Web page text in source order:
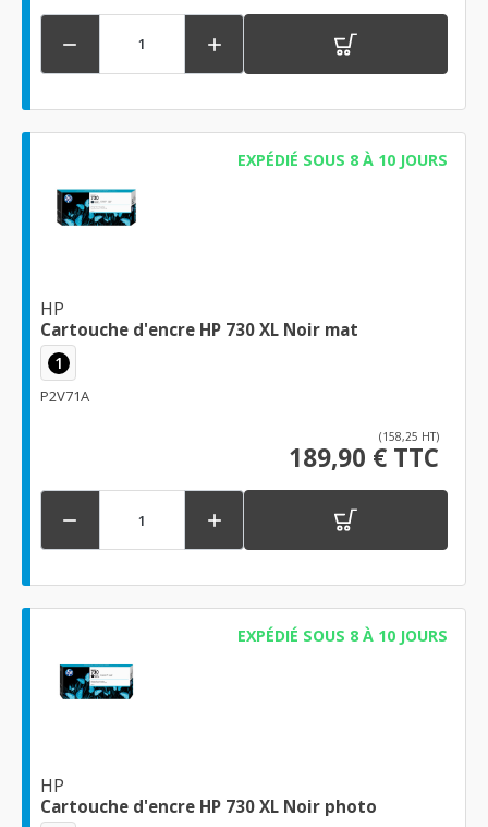
 
EXPÉDIÉ SOUS 8 À 10 JOURS
HP
Cartouche d'encre HP 730 XL Noir mat
1
P2V71A
(158,25 HT)
189,90 € TTC
 
EXPÉDIÉ SOUS 8 À 10 JOURS
HP
Cartouche d'encre HP 730 XL Noir photo